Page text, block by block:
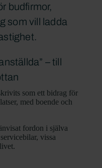
budfirmor,
som vill ladda
– till
som ett bidrag för
med boende och
fordon i själva
vissa